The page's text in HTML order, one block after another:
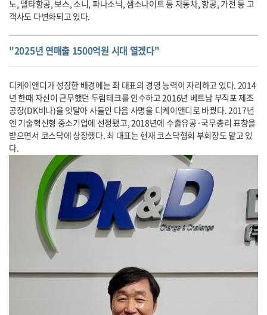
노, 델타항공, 보스, 소니, 파나소닉, 샘소나이트 등 자동차, 항공, 가전 등 고
객사도 다변화되고 있다.
"2025년 연매출 1500억원 시대 열겠다"
디케이앤디가 성장한 배경에는 최 대표의 경영 능력이 자리하고 있다. 2014
년 한때 자신이 근무했던 두림테크를 인수하고 2016년 베트남 부직포 제조
공장(DK비나)을 잇달아 사들인 다음 사명을 디케이앤디로 바꿨다. 2017년
엔 기술혁신형 중소기업에 선정됐고, 2018년에 수출유공·국무총리 표창을
받으면서 코스닥에 상장했다. 최 대표는 현재 코스닥협회 부회장도 맡고 있
다.